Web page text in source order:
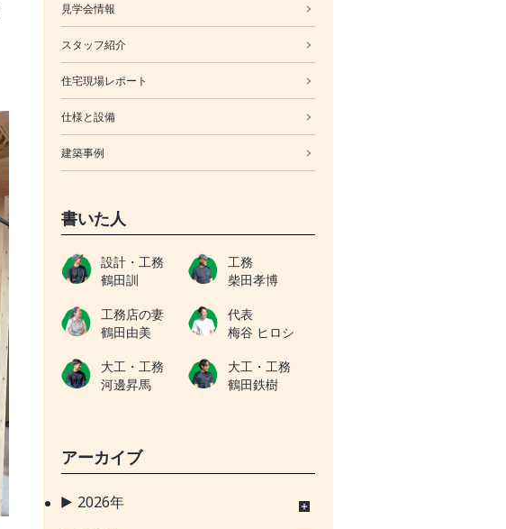
見学会情報
スタッフ紹介
住宅現場レポート
仕様と設備
建築事例
書いた人
設計・工務
鶴田訓
工務
柴田孝博
工務店の妻
鶴田由美
代表
梅谷 ヒロシ
大工・工務
河邊昇馬
大工・工務
鶴田鉄樹
アーカイブ
2026年